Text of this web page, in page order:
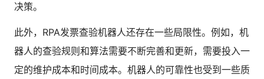
决策。
此外，RPA发票查验机器人还存在一些局限性。例如，机
器人的查验规则和算法需要不断完善和更新，需要投入一
定的维护成本和时间成本。机器人的可靠性也受到一些质